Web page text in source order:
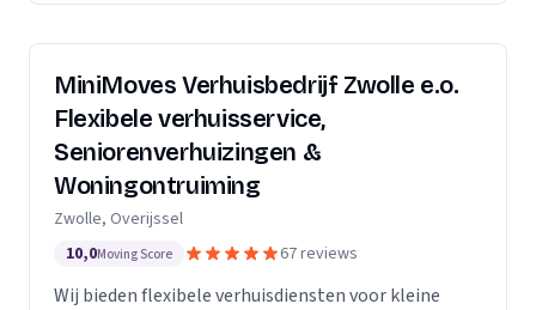
MiniMoves Verhuisbedrijf Zwolle e.o.
Flexibele verhuisservice,
Seniorenverhuizingen &
Woningontruiming
Zwolle, Overijssel
10,0Moving Score 67 reviews
Wij bieden flexibele verhuisdiensten voor kleine